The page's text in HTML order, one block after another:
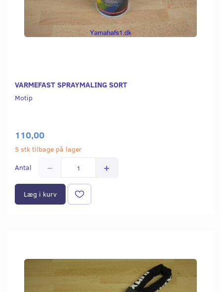
VARMEFAST SPRAYMALING SORT
Motip
110,00
5 stk tilbage på lager
Antal
Læg i kurv